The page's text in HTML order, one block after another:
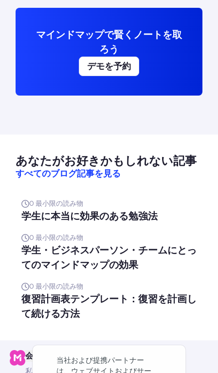
マインドマップで賢くノートを取
ろう
デモを予約
あなたがお好きかもしれない記事
すべてのブログ記事を見る
0 最小限の読み物
学生に本当に効果のある勉強法
0 最小限の読み物
学生・ビジネスパーソン・チームにとっ
てのマインドマップの効果
0 最小限の読み物
復習計画表テンプレート：復習を計画し
て続ける方法
会社
当社および提携パートナー
は、ウェブサイトおよびサー